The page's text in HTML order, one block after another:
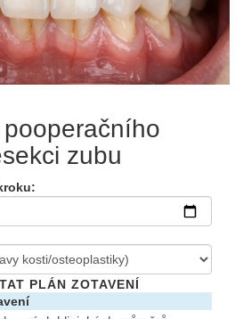
zubu
PLÁN ZOTAVENÍ